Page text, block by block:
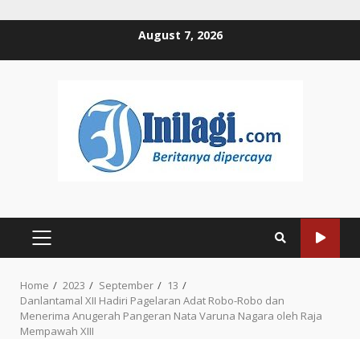
August 7, 2026
PRIMARY
Home 2023 September
13
Danlantamal XII Hadiri Pagelaran Adat Robo-Robo dan
Menerima Anugerah Pangeran Nata Varuna Nagara oleh Raja
Mempawah XIII